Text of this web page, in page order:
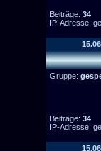
Beiträge: 34
IP-Adresse:
Gruppe:
Beiträge: 34
IP-Adresse: